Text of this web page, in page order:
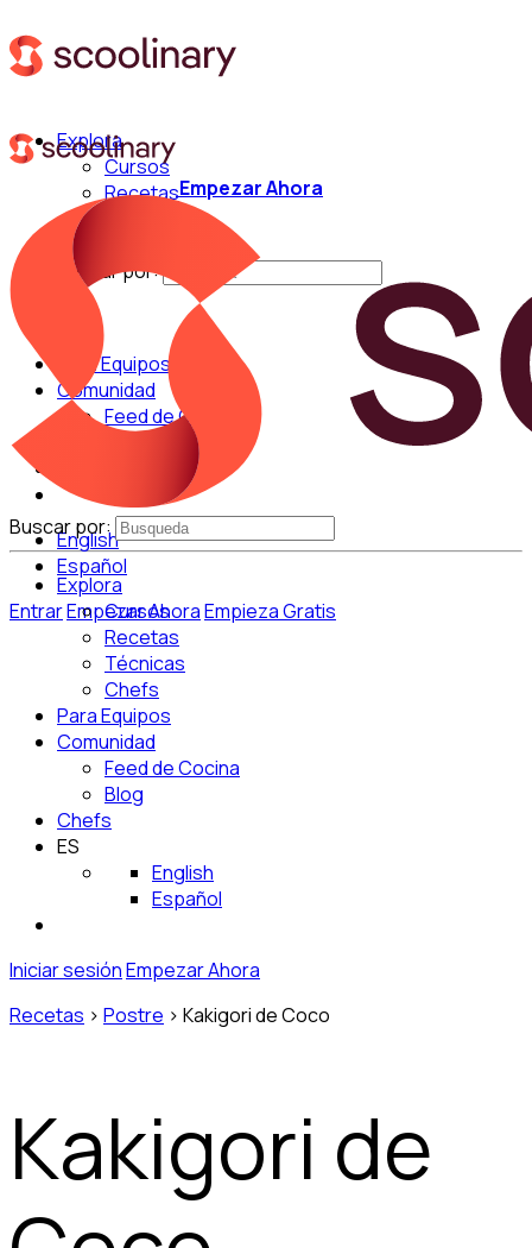
Explora
Cursos
Recetas
Buscar por:
Para Equipos
Comunidad
Feed de Cocina
English
Español
EntrarEmpezar AhoraEmpieza Gratis
Empezar Ahora
Buscar por:
Explora
Cursos
Recetas
Técnicas
Chefs
Para Equipos
Comunidad
Feed de Cocina
Blog
Chefs
ES
English
Español
Iniciar sesiónEmpezar Ahora
Recetas > Postre > Kakigori de Coco
Kakigori de